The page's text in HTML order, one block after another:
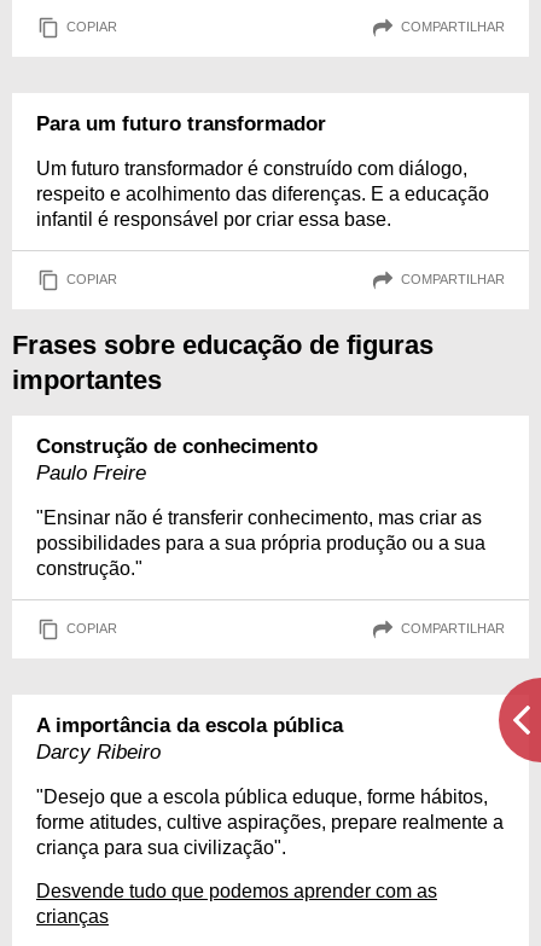
COPIAR COMPARTILHAR
Para um futuro transformador
Um futuro transformador é construído com diálogo,
respeito e acolhimento das diferenças. E a educação
infantil é responsável por criar essa base.
COPIAR COMPARTILHAR
Frases sobre educação de figuras
importantes
Construção de conhecimento
Paulo Freire
"Ensinar não é transferir conhecimento, mas criar as
possibilidades para a sua própria produção ou a sua
construção."
COPIAR COMPARTILHAR
A importância da escola pública
Darcy Ribeiro
"Desejo que a escola pública eduque, forme hábitos,
forme atitudes, cultive aspirações, prepare realmente a
criança para sua civilização".
Desvende tudo que podemos aprender com as
crianças